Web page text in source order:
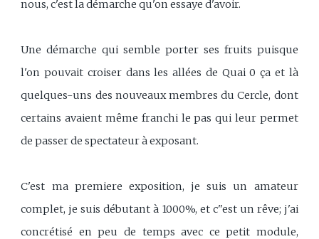
nous, c'est la démarche qu'on essaye d'avoir.
Une démarche qui semble porter ses fruits puisque
l'on pouvait croiser dans les allées de Quai 0 ça et là
quelques-uns des nouveaux membres du Cercle, dont
certains avaient même franchi le pas qui leur permet
de passer de spectateur à exposant.
C'est ma premiere exposition, je suis un amateur
complet, je suis débutant à 1000%, et c"est un rêve; j'ai
concrétisé en peu de temps avec ce petit module,